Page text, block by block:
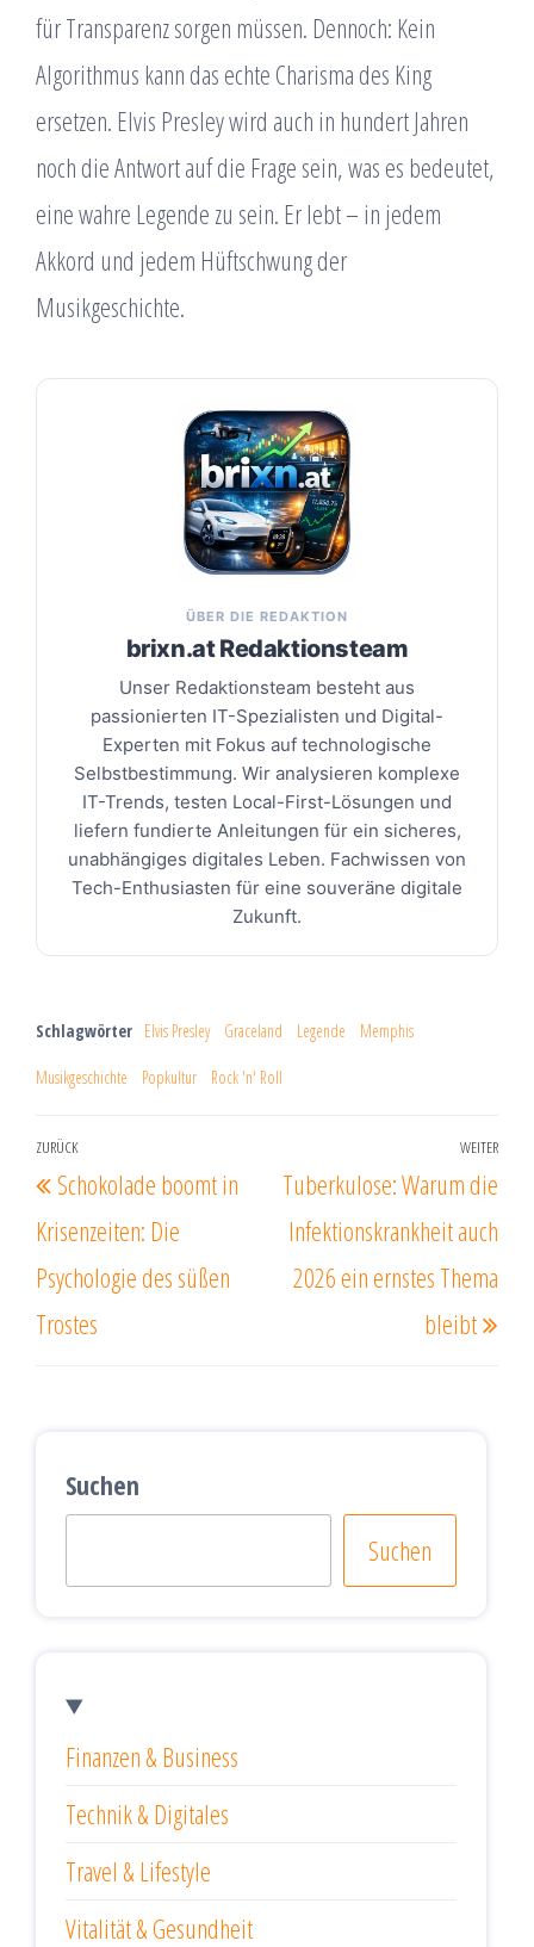
für Transparenz sorgen müssen. Dennoch: Kein
Algorithmus kann das echte Charisma des King
ersetzen. Elvis Presley wird auch in hundert Jahren
noch die Antwort auf die Frage sein, was es bedeutet,
eine wahre Legende zu sein. Er lebt – in jedem
Akkord und jedem Hüftschwung der
Musikgeschichte.
ÜBER DIE REDAKTION
brixn.at Redaktionsteam
Unser Redaktionsteam besteht aus
passionierten IT-Spezialisten und Digital-
Experten mit Fokus auf technologische
Selbstbestimmung. Wir analysieren komplexe
IT-Trends, testen Local-First-Lösungen und
liefern fundierte Anleitungen für ein sicheres,
unabhängiges digitales Leben. Fachwissen von
Tech-Enthusiasten für eine souveräne digitale
Zukunft.
Schlagwörter Elvis Presley Graceland Legende Memphis
Musikgeschichte Popkultur Rock 'n' Roll
Beitragsnavigation
Vorheriger
Beitrag
ZURÜCK
Schokolade boomt in
Krisenzeiten: Die
Psychologie des süßen
Trostes
WEITER
Tuberkulose: Warum die
Infektionskrankheit auch
2026 ein ernstes Thema
bleibt
Suchen
Suchen
Finanzen & Business
Technik & Digitales
Travel & Lifestyle
Vitalität & Gesundheit